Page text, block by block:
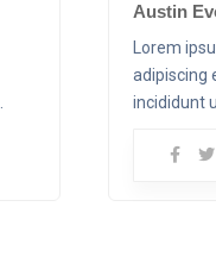
Austin
Lorem
adipiscing
incididunt